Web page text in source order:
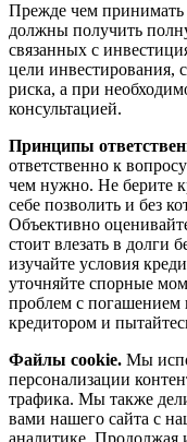
Прежде чем
должны получить
связанных с
цели инвестирования,
риска, а при
консультацией.
Принципы
ответственно к
чем нужно. Не берите
себе позволить и без
Объективно
стоит влезать в долги
изучайте условия
уточняйте спорные
проблем с погашением
кредитором и
Файлы cookie. Мы
персонализации
трафика. Мы также
вами нашего сайта с